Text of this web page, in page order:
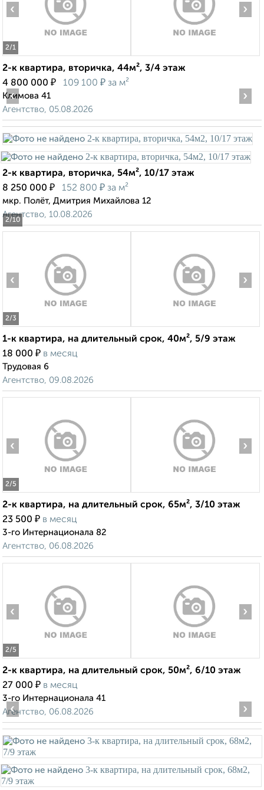
2/1
‹ ›
2-к квартира, вторичка, 44м², 3/4 этаж
4 800 000 ₽ 109 100 ₽ за м²
Климова 41
Агентство, 05.08.2026
2/10
‹ ›
2-к квартира, вторичка, 54м², 10/17 этаж
8 250 000 ₽ 152 800 ₽ за м²
мкр. Полёт, Дмитрия Михайлова 12
Агентство, 10.08.2026
2/3
‹ ›
1-к квартира, на длительный срок, 40м², 5/9 этаж
18 000 ₽ в месяц
Трудовая 6
Агентство, 09.08.2026
2/5
‹ ›
2-к квартира, на длительный срок, 65м², 3/10 этаж
23 500 ₽ в месяц
3-го Интернационала 82
Агентство, 06.08.2026
2/5
‹ ›
2-к квартира, на длительный срок, 50м², 6/10 этаж
27 000 ₽ в месяц
3-го Интернационала 41
Агентство, 06.08.2026
‹ ›